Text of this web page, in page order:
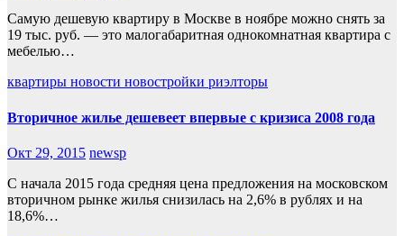
Самую дешевую квартиру в Москве в ноябре можно снять за
19 тыс. руб. — это малогабаритная однокомнатная квартира с
мебелью…
квартиры новости новостройки риэлторы
Вторичное жилье дешевеет впервые с кризиса 2008 года
Окт 29, 2015 newsp
С начала 2015 года средняя цена предложения на московском
вторичном рынке жилья снизилась на 2,6% в рублях и на
18,6%…